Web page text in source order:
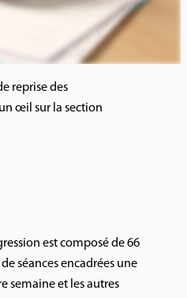
reprise des
œil sur la section
est composé de 66
séances encadrées une
semaine et les autres